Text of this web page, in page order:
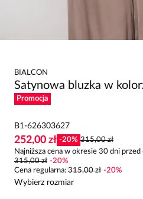
BIALCON
Satynowa bluzka w
Promocja
B1-626303627
252,00 zł -20% 315,00 zł
Najniższa cena w okresie 30 dni przed
315,00 zł -20%
Cena regularna: 315,00 zł -20%
Wybierz rozmiar